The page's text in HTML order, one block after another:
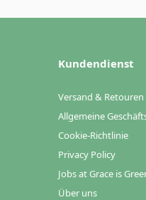
Kundendienst
Versand & Retouren
Allgemeine
Cookie-Richtlinie
Privacy Policy
Jobs at Grace is
Über uns